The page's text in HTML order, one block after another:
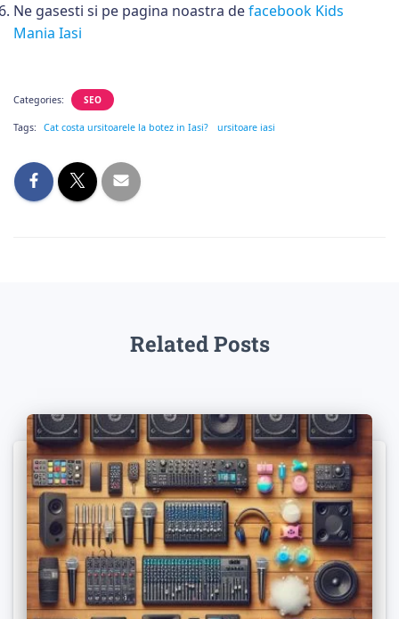
Ne gasesti si pe pagina noastra defacebook Kids
Mania Iasi
Categories: SEO
Tags: Cat costa ursitoarele la botez in Iasi? ursitoare iasi
Related Posts